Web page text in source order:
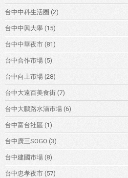
台中中科生活圈 (2)
台中中興大學 (15)
台中中華夜市 (81)
台中合作市場 (5)
台中向上市場 (28)
台中大遠百美食街 (7)
台中大鵬路水湳市場 (6)
台中富台社區 (1)
台中廣三SOGO (3)
台中建國市場 (8)
台中忠孝夜市 (57)